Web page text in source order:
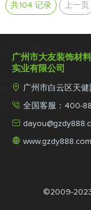
共104 记录 上一页
广州市大友装饰材
实业有限公司
 广州市白云区天
 全国客服：400-

 www.gzdy888.com
©2009-2023